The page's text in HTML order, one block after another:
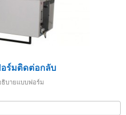
ร์มติดต่อกลับ
ธิบายแบบฟอร์ม